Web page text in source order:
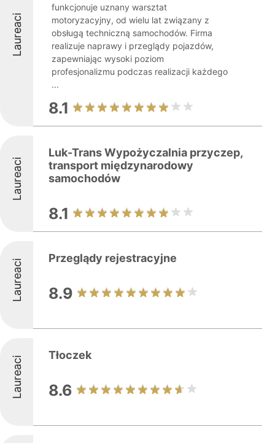
Laureaci
funkcjonuje uznany warsztat
motoryzacyjny, od wielu lat związany z
obsługą techniczną samochodów. Firma
realizuje naprawy i przeglądy pojazdów,
zapewniając wysoki poziom
profesjonalizmu podczas realizacji każdego
...
8.1
Laureaci
Luk-Trans Wypożyczalnia przyczep,
transport międzynarodowy
samochodów
8.1
Laureaci Przeglądy rejestracyjne
8.9
Laureaci Tłoczek
8.6